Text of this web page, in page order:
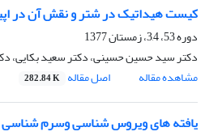
کیست هیداتیک در شتر و نقش آن در
دوره 53، 3,4، زمستان 1377
دکتر سید حسین حسینی، دکتر سعید بکایی،
مشاهده مقاله
اصل مقاله 282.84 K
یافته های ویروس شناسی وسرم شناسی